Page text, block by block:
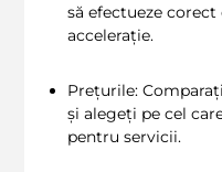
să efectueze
accelerație.
Prețurile:
și alegeți pe cel
pentru servicii.